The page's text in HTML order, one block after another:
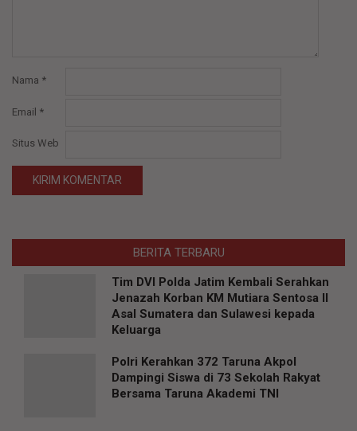
Nama *
Email *
Situs Web
BERITA TERBARU
Tim DVI Polda Jatim Kembali Serahkan
Jenazah Korban KM Mutiara Sentosa II
Asal Sumatera dan Sulawesi kepada
Keluarga
Polri Kerahkan 372 Taruna Akpol
Dampingi Siswa di 73 Sekolah Rakyat
Bersama Taruna Akademi TNI